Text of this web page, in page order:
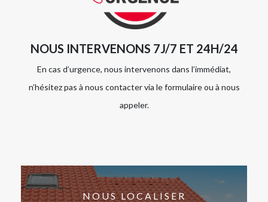
NOUS INTERVENONS 7J/7 ET 24H/24
En cas d’urgence, nous intervenons dans l’immédiat,
n’hésitez pas à nous contacter via le formulaire ou à nous
appeler.
NOUS LOCALISER